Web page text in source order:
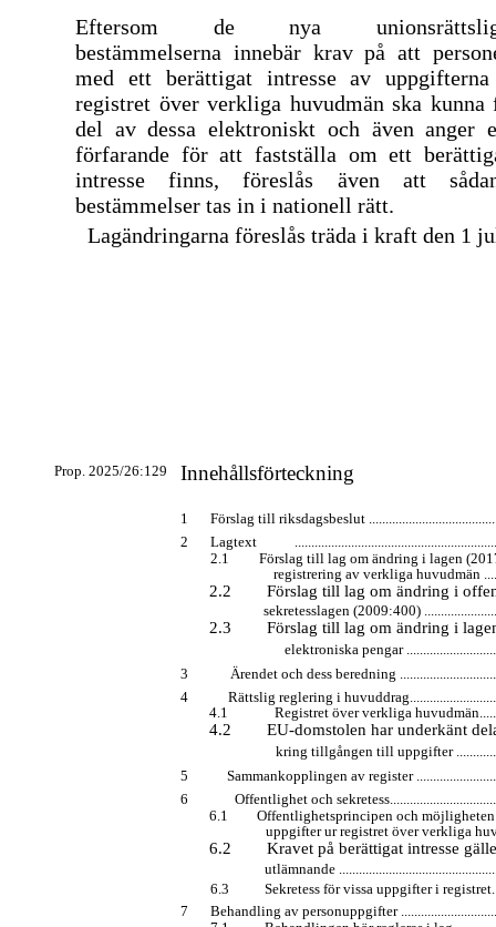
Eftersom de nya
bestämmelserna innebär krav på att
med ett berättigat intresse av
registret över verkliga huvudmän ska kunna
del av dessa elektroniskt och även anger
förfarande för att fastställa om ett
intresse finns, föreslås även att
bestämmelser tas in i nationell rätt.
Lagändringarna föreslås träda i kraft den 1
Prop. 2025/26:129 Innehållsförteckning
1
Förslag till riksdagsbeslut
2
Lagtext
2.1
Förslag till lag om ändring i lagen
registrering av verkliga huvudmän
2.2 Förslag till lag om ändring i
sekretesslagen (2009:400)
2.3 Förslag till lag om ändring i
elektroniska pengar
3
Ärendet och dess beredning
4
Rättslig reglering i
4.1
Registret över verkliga
4.2 EU-domstolen har underkänt
kring tillgången till uppgifter
5
Sammankopplingen av register
6
Offentlighet och
6.1
Offentlighetsprincipen och
uppgifter ur registret över verkliga
6.2 Kravet på berättigat intresse
utlämnande
6.3
Sekretess för vissa uppgifter i
7
Behandling av personuppgifter